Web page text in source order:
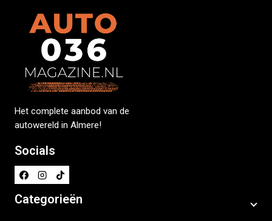
Het complete aanbod van de
autowereld in Almere!
Socials
Categorieën